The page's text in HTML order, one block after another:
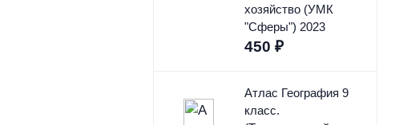
хозяйство (УМК
"Сферы") 2023
450 ₽
Атлас География 9
класс.